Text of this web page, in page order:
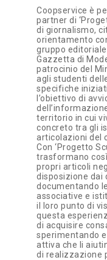
Coopservice è
partner di
di giornalismo,
orientamento
gruppo
Gazzetta di
patrocinio del
agli studenti
specifiche
l’obiettivo di
territorio in cui
concreto tra gli
articolazioni del
Con ‘Progetto
trasformano
propri articoli
disposizione dai
documentando
associative e
il loro punto di
questa
di acquisire
sperimentando
attiva che li
di realizzazione